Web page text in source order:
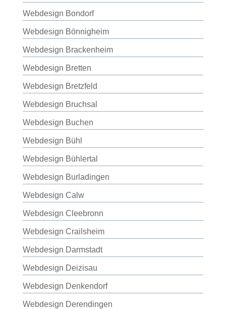
Webdesign Bondorf
Webdesign Bönnigheim
Webdesign Brackenheim
Webdesign Bretten
Webdesign Bretzfeld
Webdesign Bruchsal
Webdesign Buchen
Webdesign Bühl
Webdesign Bühlertal
Webdesign Burladingen
Webdesign Calw
Webdesign Cleebronn
Webdesign Crailsheim
Webdesign Darmstadt
Webdesign Deizisau
Webdesign Denkendorf
Webdesign Derendingen